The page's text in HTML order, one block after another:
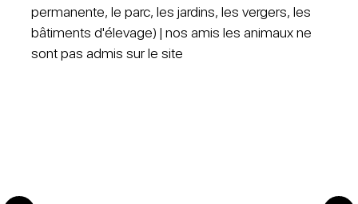
permanente, le parc, les jardins, les vergers, les
bâtiments d'élevage) | nos amis les animaux ne
sont pas admis sur le site